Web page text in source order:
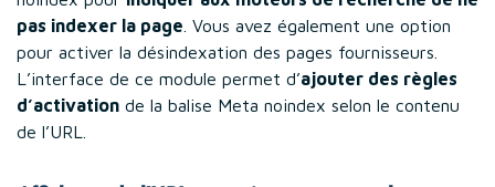
pas indexer la page . Vous avez également une option
pour activer la désindexation des pages fournisseurs.
L’interface de ce module permet d’ajouter des règles
d’activation de la balise Meta noindex selon le contenu
de l’URL.